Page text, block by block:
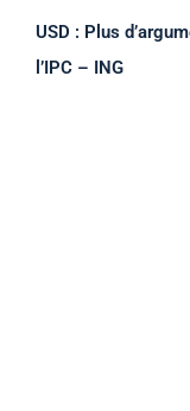
USD : Plus
l’IPC – ING